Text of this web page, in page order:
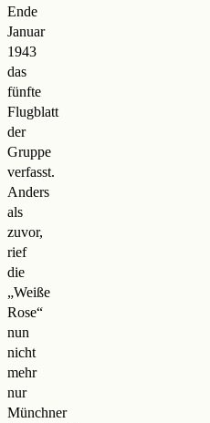
Ende
Januar
1943
das
fünfte
Flugblatt
der
Gruppe
verfasst.
Anders
als
zuvor,
rief
die
„Weiße
Rose“
nun
nicht
mehr
nur
Münchner